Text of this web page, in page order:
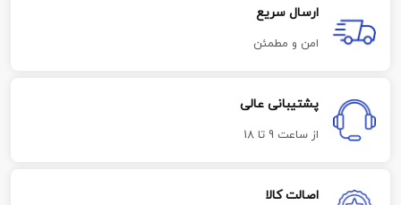
ارسال سریع
امن و مطمئن
پشتیبانی عالی
از ساعت 9 تا 18
اصالت کالا